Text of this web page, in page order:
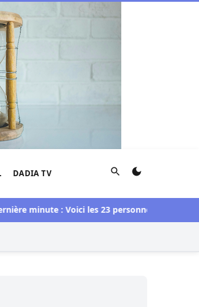
DADIA TV Rechercher
: Voici les 23 personnes libérées dans